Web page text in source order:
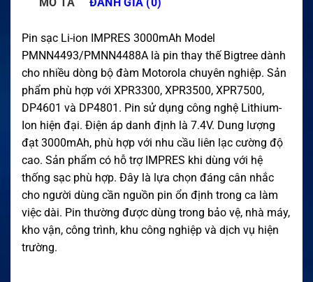
Pin sạc Li-ion IMPRES 3000mAh Model
PMNN4493/PMNN4488A là pin thay thế Bigtree dành
cho nhiều dòng bộ đàm Motorola chuyên nghiệp. Sản
phẩm phù hợp với XPR3300, XPR3500, XPR7500,
DP4601 và DP4801. Pin sử dụng công nghệ Lithium-
Ion hiện đại. Điện áp danh định là 7.4V. Dung lượng
đạt 3000mAh, phù hợp với nhu cầu liên lạc cường độ
cao. Sản phẩm có hỗ trợ IMPRES khi dùng với hệ
thống sạc phù hợp. Đây là lựa chọn đáng cân nhắc
cho người dùng cần nguồn pin ổn định trong ca làm
việc dài. Pin thường được dùng trong bảo vệ, nhà máy,
kho vận, công trình, khu công nghiệp và dịch vụ hiện
trường.